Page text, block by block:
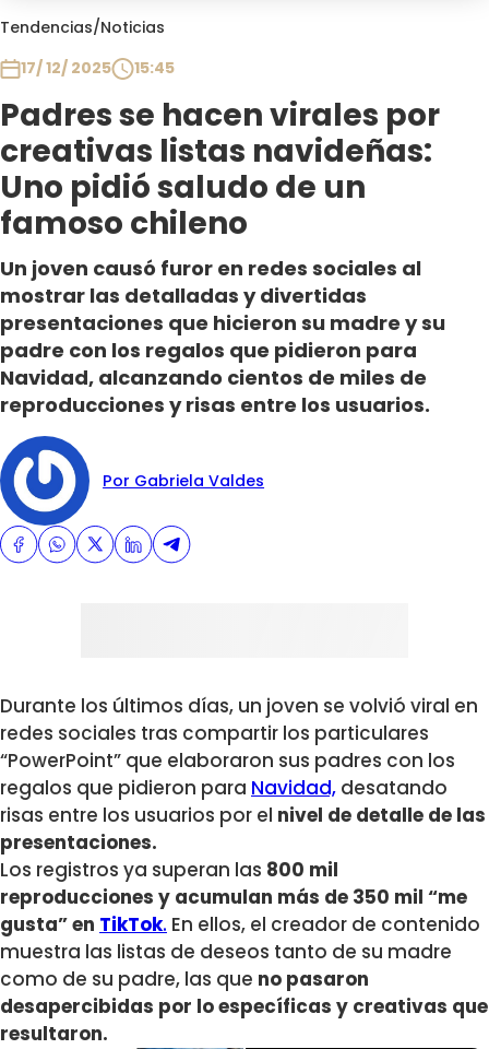
Tendencias/Noticias
17/ 12/ 2025
15:45
Padres se hacen virales por
creativas listas navideñas:
Uno pidió saludo de un
famoso chileno
Un joven causó furor en redes sociales al
mostrar las detalladas y divertidas
presentaciones que hicieron su madre y su
padre con los regalos que pidieron para
Navidad, alcanzando cientos de miles de
reproducciones y risas entre los usuarios.
Por Gabriela Valdes
Durante los últimos días, un joven se volvió viral en
redes sociales tras compartir los particulares
“PowerPoint” que elaboraron sus padres con los
regalos que pidieron para Navidad, desatando
risas entre los usuarios por el nivel de detalle de las
presentaciones.
Los registros ya superan las 800 mil
reproducciones y acumulan más de 350 mil “me
gusta” en TikTok. En ellos, el creador de contenido
muestra las listas de deseos tanto de su madre
como de su padre, las que no pasaron
desapercibidas por lo específicas y creativas que
resultaron.
Club De La Comedia
Plan Perfecto
El Tiempo
Sabingo
Todos Los Programas